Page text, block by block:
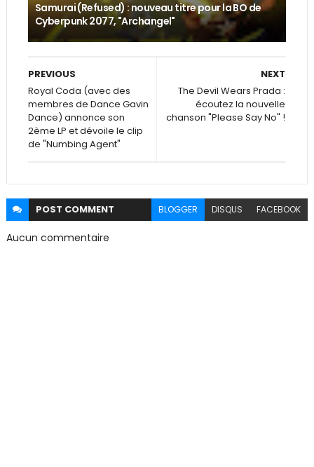
Samurai (Refused) : nouveau titre pour la BO de
Cyberpunk 2077, "Archangel"
NEXT
The Devil Wears Prada :
écoutez la nouvelle
chanson "Please Say No" !
PREVIOUS
Royal Coda (avec des
membres de Dance Gavin
Dance) annonce son
2ème LP et dévoile le clip
de "Numbing Agent"
POST COMMENT BLOGGER DISQUS FACEBOOK
Aucun commentaire